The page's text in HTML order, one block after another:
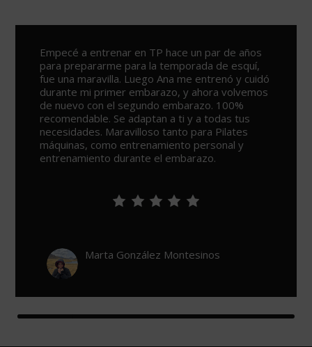
Un sitio espectacular para ejercitarse y ponerse
en forma, con varias opciones para todos los
públicos y lo mejor de todo los profesionales
que te ayudan, en especial Ana por su simpatía y
su saber hacer. Todo un descubrimiento.
León De Urzaiz